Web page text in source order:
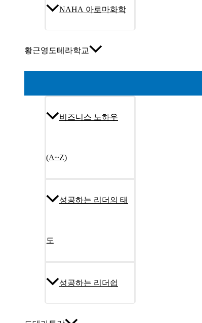
NAHA 아로마화학
황근영도테라학교
비즈니스 노하우
(A~Z)
성공하는 리더의 태
도
성공하는 리더쉽
도테라특강